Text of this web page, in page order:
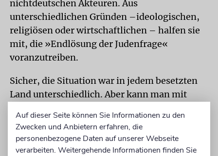
nichtdeutschen Akteuren. Aus
unterschiedlichen Gründen –ideologischen,
religiösen oder wirtschaftlichen – halfen sie
mit, die »Endlösung der Judenfrage«
voranzutreiben.
Sicher, die Situation war in jedem besetzten
Land unterschiedlich. Aber kann man mit
Deutschland allein für den Holocaust
verantwortlich war? Was ist mit den
unzähligen Litauern, Polen, Ungarn,
Auf dieser Seite können Sie Informationen zu den
Zwecken und Anbietern erfahren, die
personenbezogene Daten auf unserer Webseite
verarbeiten. Weitergehende Informationen finden Sie